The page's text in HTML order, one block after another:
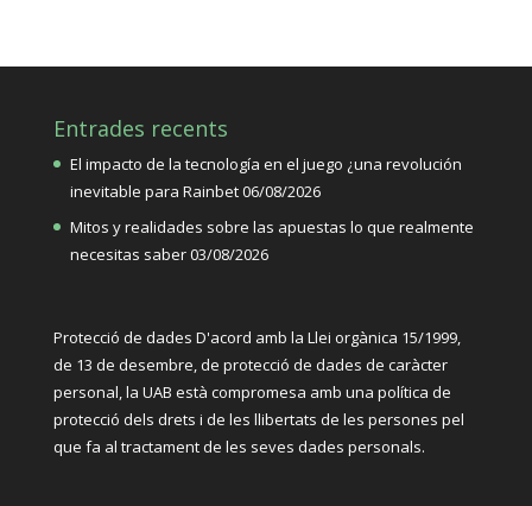
Entrades recents
El impacto de la tecnología en el juego ¿una revolución
inevitable para Rainbet06/08/2026
Mitos y realidades sobre las apuestas lo que realmente
necesitas saber03/08/2026
Protecció de dades D'acord amb la Llei orgànica 15/1999,
de 13 de desembre, de protecció de dades de caràcter
personal, la UAB està compromesa amb una política de
protecció dels drets i de les llibertats de les persones pel
que fa al tractament de les seves dades personals.